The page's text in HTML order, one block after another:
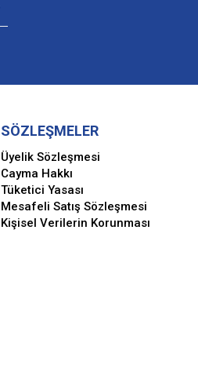
SÖZLEŞMELER
Üyelik Sözleşmesi
Cayma Hakkı
Tüketici Yasası
Mesafeli Satış Sözleşmesi
Kişisel Verilerin Korunması